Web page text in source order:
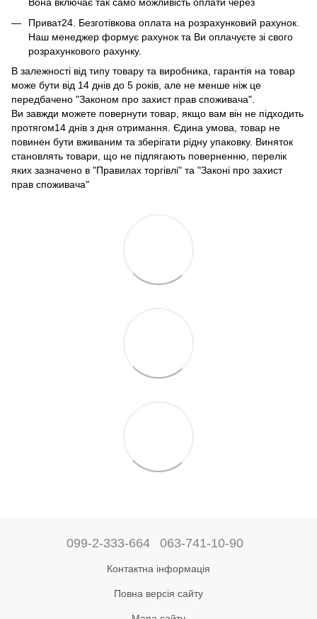
Вона включає так само можливість оплати через
Приват24. Безготівкова оплата на розрахунковий рахунок.
Наш менеджер формує рахунок та Ви оплачуєте зі свого
розрахункового рахунку.
В залежності від типу товару та виробника, гарантія на товар
може бути від 14 днів до 5 років, але не менше ніж це
передбачено "Законом про захист прав споживача".
Ви завжди можете повернути товар, якщо вам він не підходить
протягом14 днів з дня отримання. Єдина умова, товар не
повинен бути вживаним та зберігати рідну упаковку. Виняток
становлять товари, що не підлягають поверненню, перелік
яких зазначено в "Правилах торгівлі" та "Законі про захист
прав споживача"
099-2-333-664 063-741-10-90
Контактна інформація
Повна версія сайту